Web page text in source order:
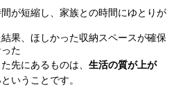
が短縮し、家族との時間にゆとりが
果、ほしかった収納スペースが確保
た
先にあるものは、 生活の質が上が
ということです。